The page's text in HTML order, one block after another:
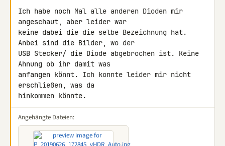
Ich habe noch Mal alle anderen Dioden mir
angeschaut, aber leider war
keine dabei die die selbe Bezeichnung hat.
Anbei sind die Bilder, wo der
USB Stecker/ die Diode abgebrochen ist. Keine
Ahnung ob ihr damit was
anfangen könnt. Ich konnte leider mir nicht
erschließen, was da
hinkommen könnte.
Angehängte Dateien: